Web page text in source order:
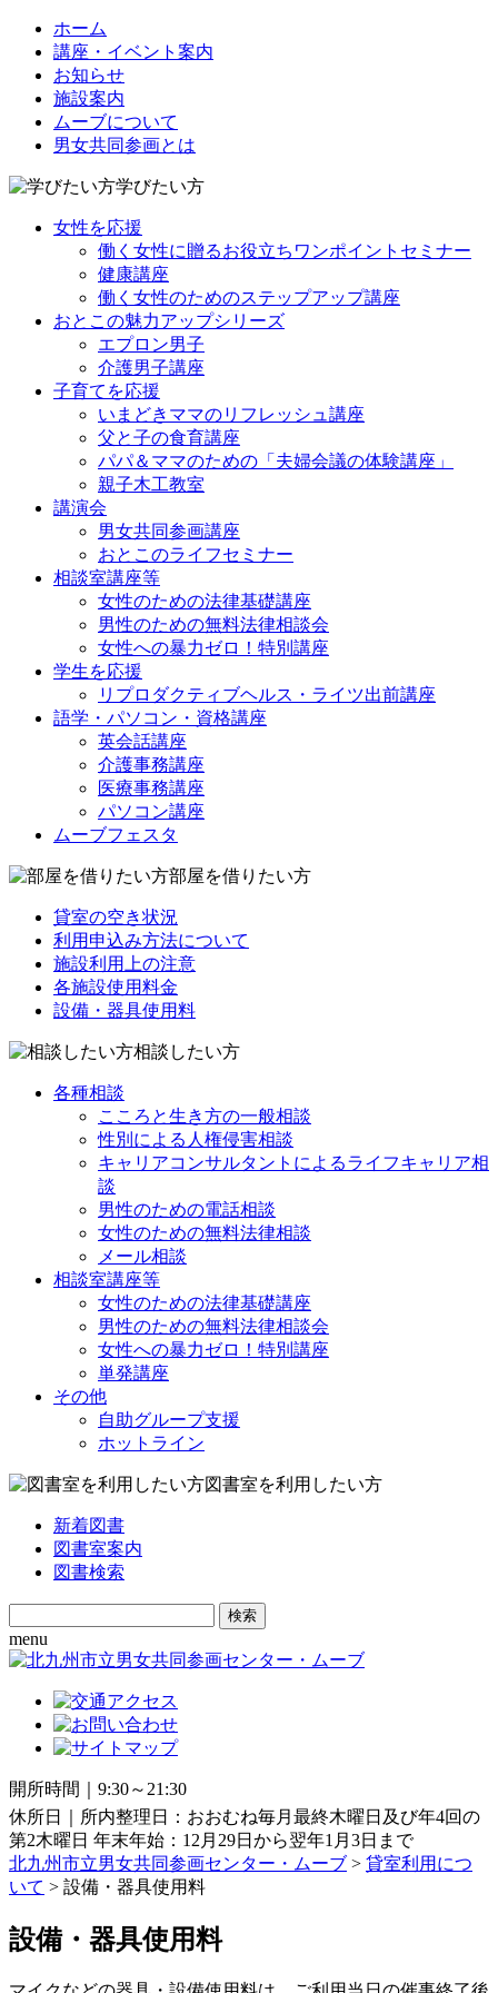
ホーム
講座・イベント案内
お知らせ
施設案内
ムーブについて
男女共同参画とは
学びたい方
女性を応援
働く女性に贈るお役立ちワンポイントセミナー
健康講座
働く女性のためのステップアップ講座
おとこの魅力アップシリーズ
エプロン男子
介護男子講座
子育てを応援
いまどきママのリフレッシュ講座
父と子の食育講座
パパ＆ママのための「夫婦会議の体験講座」
親子木工教室
講演会
男女共同参画講座
おとこのライフセミナー
相談室講座等
女性のための法律基礎講座
男性のための無料法律相談会
女性への暴力ゼロ！特別講座
学生を応援
リプロダクティブヘルス・ライツ出前講座
語学・パソコン・資格講座
英会話講座
介護事務講座
医療事務講座
パソコン講座
ムーブフェスタ
部屋を借りたい方
貸室の空き状況
利用申込み方法について
施設利用上の注意
各施設使用料金
設備・器具使用料
相談したい方
各種相談
こころと生き方の一般相談
性別による人権侵害相談
キャリアコンサルタントによるライフキャリア相
談
男性のための電話相談
女性のための無料法律相談
メール相談
相談室講座等
女性のための法律基礎講座
男性のための無料法律相談会
女性への暴力ゼロ！特別講座
単発講座
その他
自助グループ支援
ホットライン
図書室を利用したい方
新着図書
図書室案内
図書検索
Search
for:
menu
開所時間｜9:30～21:30
休所日｜所内整理日：おおむね毎月最終木曜日及び年4回の
第2木曜日 年末年始：12月29日から翌年1月3日まで
北九州市立男女共同参画センター・ムーブ > 貸室利用につ
いて > 設備・器具使用料
設備・器具使用料